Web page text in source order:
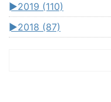
►2019 (110)
►2018 (87)